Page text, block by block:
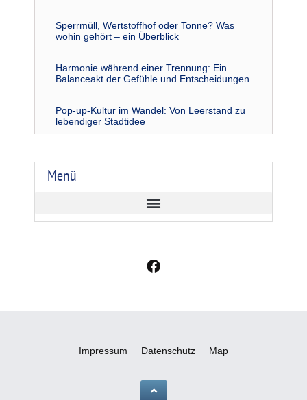
Sperrmüll, Wertstoffhof oder Tonne? Was
wohin gehört – ein Überblick
Harmonie während einer Trennung: Ein
Balanceakt der Gefühle und Entscheidungen
Pop-up-Kultur im Wandel: Von Leerstand zu
lebendiger Stadtidee
Menü
F
a
o
k
Impressum Datenschutz Map